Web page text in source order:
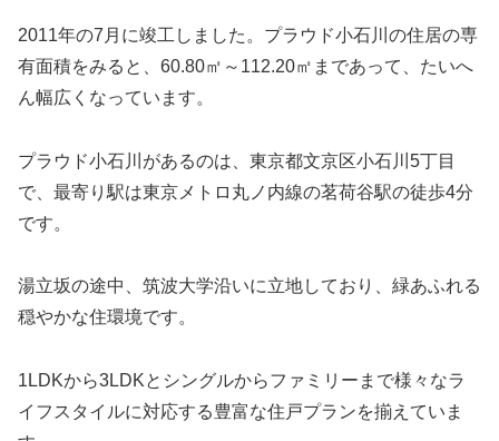
2011年の7月に竣工しました。プラウド小石川の住居の専
有面積をみると、60.80㎡～112.20㎡まであって、たいへ
ん幅広くなっています。
プラウド小石川があるのは、東京都文京区小石川5丁目
で、最寄り駅は東京メトロ丸ノ内線の茗荷谷駅の徒歩4分
です。
湯立坂の途中、筑波大学沿いに立地しており、緑あふれる
穏やかな住環境です。
1LDKから3LDKとシングルからファミリーまで様々なラ
イフスタイルに対応する豊富な住戸プランを揃えていま